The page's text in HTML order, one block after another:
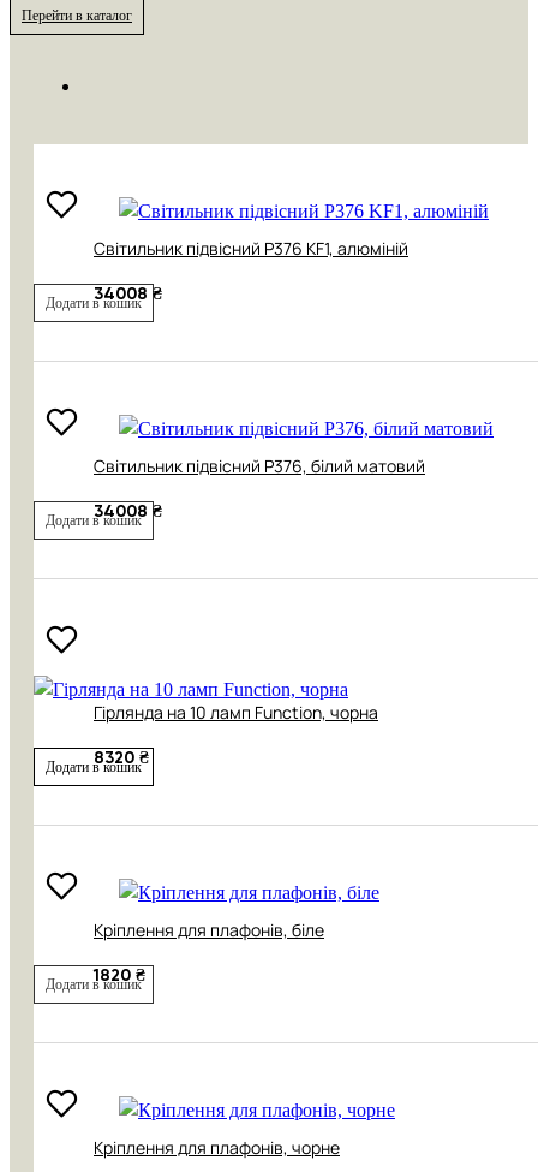
Перейти в каталог
Cвітильник підвісний P376 KF1, алюміній
34008 ₴
Додати в кошик
Cвітильник підвісний P376, білий матовий
34008 ₴
Додати в кошик
Гірлянда на 10 ламп Function, чорна
8320 ₴
Додати в кошик
Кріплення для плафонів, біле
1820 ₴
Додати в кошик
Кріплення для плафонів, чорне